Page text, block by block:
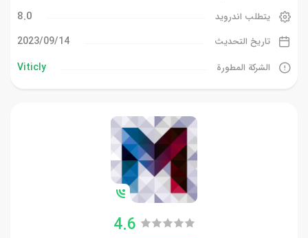
يتطلب اندرويد 8.0
تاريخ التحديث 14‏/09‏/2023
الشركة المطورة Viticly
4.6